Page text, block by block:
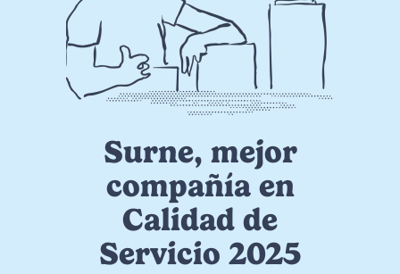
Surne, mejor
compañía en
Calidad de
Servicio 2025